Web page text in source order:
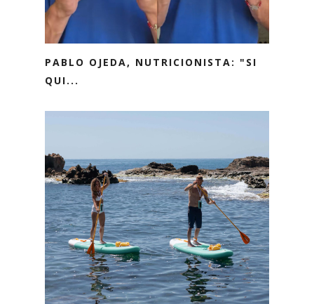
PABLO OJEDA, NUTRICIONISTA: "SI
QUI...